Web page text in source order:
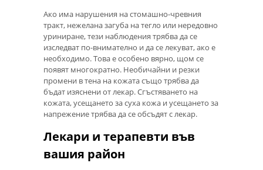
Ако има нарушения на стомашно-чревния
тракт, нежелана загуба на тегло или нередовно
уриниране, тези наблюдения трябва да се
изследват по-внимателно и да се лекуват, ако е
необходимо. Това е особено вярно, щом се
появят многократно. Необичайни и резки
промени в тена на кожата също трябва да
бъдат изяснени от лекар. Сгъстяването на
кожата, усещането за суха кожа и усещането за
напрежение трябва да се обсъдят с лекар.
Лекари и терапевти във
вашия район